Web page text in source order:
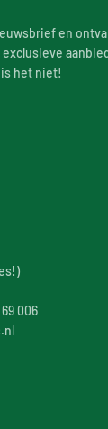
en
het niet!
006